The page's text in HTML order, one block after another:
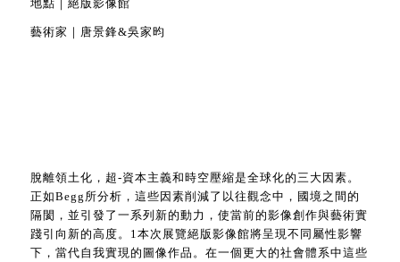
地點｜絕版影像館
藝術家｜唐景鋒&吳家昀
脫離領土化，超-資本主義和時空壓縮是全球化的三大因素。
正如Begg所分析，這些因素削減了以往觀念中，國境之間的
隔閡，並引發了一系列新的動力，使當前的影像創作與藝術實
踐引向新的高度。1本次展覽絕版影像館將呈現不同屬性影響
下，當代自我實現的圖像作品。在一個更大的社會體系中這些